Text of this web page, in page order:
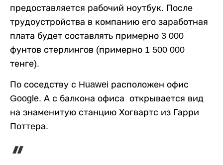
предоставляется рабочий ноутбук. После
трудоустройства в компанию его заработная
плата будет составлять примерно 3 000
фунтов стерлингов (примерно 1 500 000
тенге).
По соседству с Huawei расположен офис
Google. А с балкона офиса открывается вид
на знаменитую станцию Хогвартс из Гарри
Поттера.